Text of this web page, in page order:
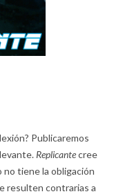
Publicaremos
Replicantecree
no tiene la obligación
resulten contrarias a